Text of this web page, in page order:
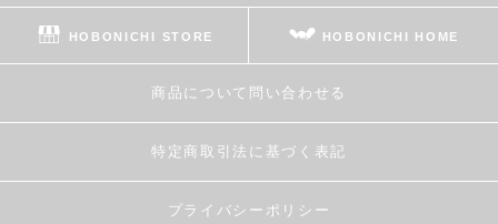
HOBONICHI STORE HOBONICHI HOME
商品について問い合わせる
特定商取引法に基づく表記
プライバシーポリシー